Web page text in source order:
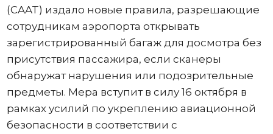
(CAAT) издало новые правила, разрешающие
сотрудникам аэропорта открывать
зарегистрированный багаж для досмотра без
присутствия пассажира, если сканеры
обнаружат нарушения или подозрительные
предметы. Мера вступит в силу 16 октября в
рамках усилий по укреплению авиационной
безопасности в соответствии с